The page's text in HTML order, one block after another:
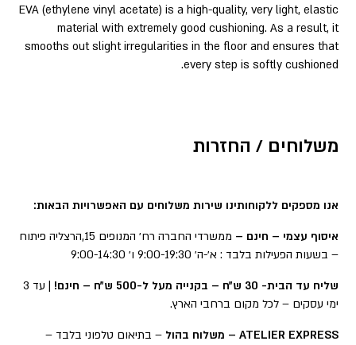
EVA (ethylene vinyl acetate) is a high-quality, very light, elastic
material with extremely good cushioning. As a result, it
smooths out slight irregularities in the floor and ensures that
every step is softly cushioned.
משלוחים / החזרות
אנו מספקים ללקוחותינו שירות משלוחים עם האפשרויות הבאות:
איסוף עצמי – חינם –
ממשרדי החברה רח׳ המנופים 15,הרצליה פיתוח
– בשעות הפעילות בלבד : א׳-ה׳ 9:00-19:30 ו׳ 9:00-14:30
שליח עד הבית- 30 ש״ח – בקנייה מעל ל-500 ש״ח – חינם!
| עד 3
ימי עסקים – לכל מקום ברחבי הארץ.
ATELIER EXPRESS – משלוח בהול
– בתיאום טלפוני בלבד –